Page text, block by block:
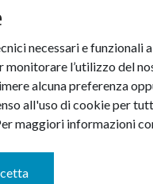
necessari e funzionali
l’utilizzo del
alcuna preferenza
all'uso di cookie per
maggiori informazioni
i